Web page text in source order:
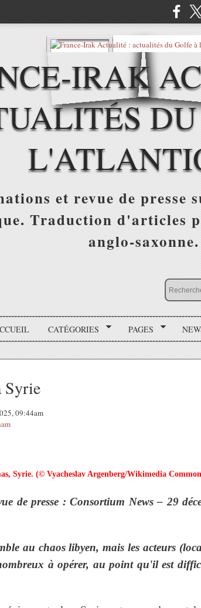
IRAK
et revue de
Traduction d'articles
anglo-saxonne.
CATÉGORIES PAGES
Syrie
09:44am
Syrie. (© Vyacheslav Argenberg/Wikimedia
de presse : Consortium News – 29
au chaos libyen, mais les acteurs
à opérer, au point qu'il est